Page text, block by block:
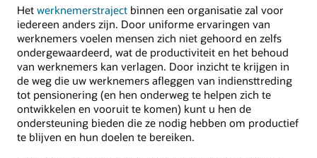
Het werknemerstraject binnen een organisatie zal voor
iedereen anders zijn. Door uniforme ervaringen van
werknemers voelen mensen zich niet gehoord en zelfs
ondergewaardeerd, wat de productiviteit en het behoud
van werknemers kan verlagen. Door inzicht te krijgen in
de weg die uw werknemers afleggen van indiensttreding
tot pensionering (en hen onderweg te helpen zich te
ontwikkelen en vooruit te komen) kunt u hen de
ondersteuning bieden die ze nodig hebben om productief
te blijven en hun doelen te bereiken.